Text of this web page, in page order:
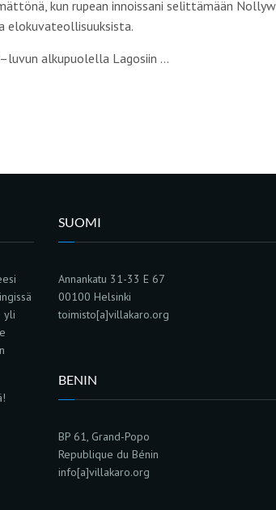
kun rupean innoissani selittämään
elokuvateollisuuksista.
alkupuolella Lagosiin …
yli
SUOMI
Annankatu 31-33 E 67
00100 Helsinki
toimisto[a]villakaro.org
BENIN
BP 61, Grand-Popo
Republique du Bénin
info[a]villakaro.org